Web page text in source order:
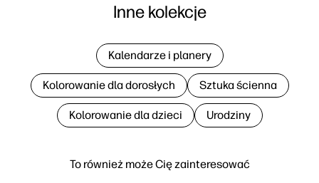
To również może Cię zainteresować
Inne kolekcje
Kalendarze i planery
Kolorowanie dla dorosłych Sztuka ścienna
Kolorowanie dla dzieci Urodziny